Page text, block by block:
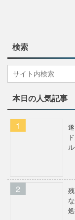
検索
本日の人気記事